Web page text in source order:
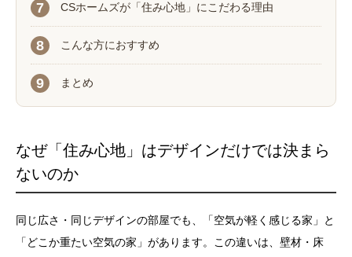
CSホームズが「住み心地」にこだわる理由
こんな方におすすめ
まとめ
なぜ「住み心地」はデザインだけでは決まら
ないのか
同じ広さ・同じデザインの部屋でも、「空気が軽く感じる家」と
「どこか重たい空気の家」があります。この違いは、壁材・床